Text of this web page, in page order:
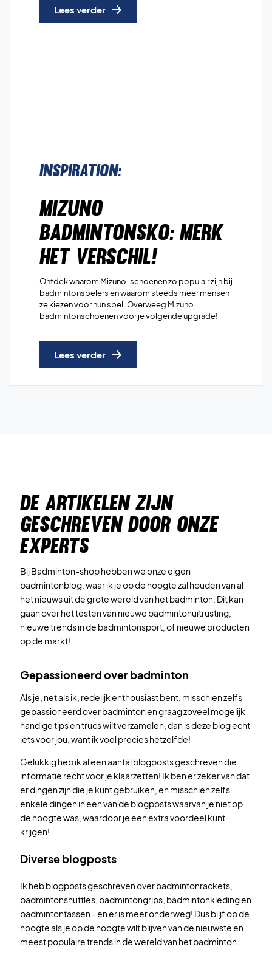
Lees verder
Inspiration:
Mizuno
badmintonsko: Merk
het verschil!
Ontdek waarom Mizuno-schoenen zo populair zijn bij
badmintonspelers en waarom steeds meer mensen
ze kiezen voor hun spel. Overweeg Mizuno
badmintonschoenen voor je volgende upgrade!
Lees verder
DE ARTIKELEN ZIJN
GESCHREVEN DOOR ONZE
EXPERTS
Bij Badminton-shop hebben we onze eigen
badmintonblog, waar ik je op de hoogte zal houden van al
het nieuws uit de grote wereld van het badminton. Dit kan
gaan over het testen van nieuwe badmintonuitrusting,
nieuwe trends in de badmintonsport, of nieuwe producten
op de markt!
Gepassioneerd over badminton
Als je, net als ik, redelijk enthousiast bent, misschien zelfs
gepassioneerd over badminton en graag zoveel mogelijk
handige tips en trucs wilt verzamelen, dan is deze blog echt
iets voor jou, want ik voel precies hetzelfde!
Gelukkig heb ik al een aantal blogposts geschreven die
informatie recht voor je klaarzetten! Ik ben er zeker van dat
er dingen zijn die je kunt gebruiken, en misschien zelfs
enkele dingen in een van de blogposts waarvan je niet op
de hoogte was, waardoor je een extra voordeel kunt
krijgen!
Diverse blogposts
Ik heb blogposts geschreven over badmintonrackets,
badmintonshuttles, badmintongrips, badmintonkleding en
badmintontassen - en er is meer onderweg! Dus blijf op de
hoogte als je op de hoogte wilt blijven van de nieuwste en
meest populaire trends in de wereld van het badminton